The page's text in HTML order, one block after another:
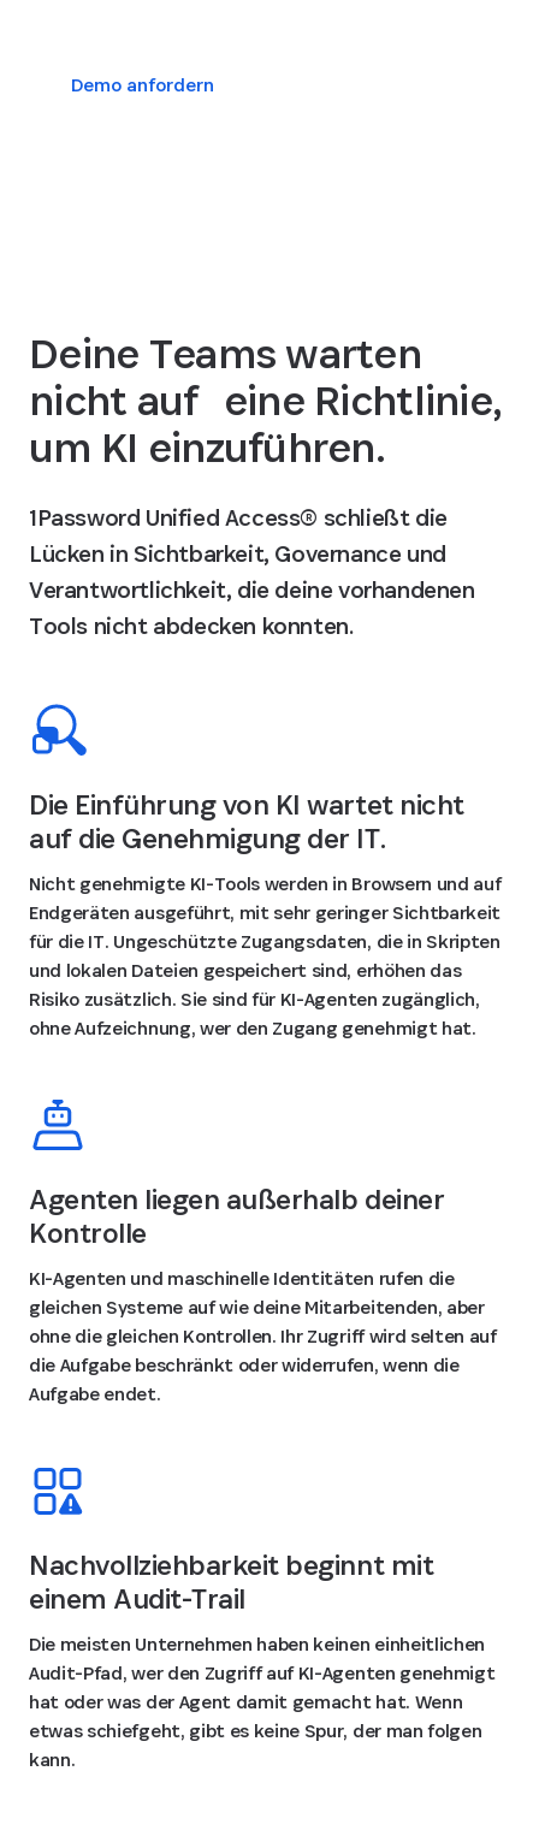
Demo anfordern
Deine Teams warten
nicht auf eine Richtlinie,
um KI einzuführen.
1Password Unified Access® schließt die
Lücken in Sichtbarkeit, Governance und
Verantwortlichkeit, die deine vorhandenen
Tools nicht abdecken konnten.
Die Einführung von KI wartet nicht
auf die Genehmigung der IT.
Nicht genehmigte KI-Tools werden in Browsern und auf
Endgeräten ausgeführt, mit sehr geringer Sichtbarkeit
für die IT. Ungeschützte Zugangsdaten, die in Skripten
und lokalen Dateien gespeichert sind, erhöhen das
Risiko zusätzlich. Sie sind für KI-Agenten zugänglich,
ohne Aufzeichnung, wer den Zugang genehmigt hat.
Agenten liegen außerhalb deiner
Kontrolle
KI-Agenten und maschinelle Identitäten rufen die
gleichen Systeme auf wie deine Mitarbeitenden, aber
ohne die gleichen Kontrollen. Ihr Zugriff wird selten auf
die Aufgabe beschränkt oder widerrufen, wenn die
Aufgabe endet.
Nachvollziehbarkeit beginnt mit
einem Audit-Trail
Die meisten Unternehmen haben keinen einheitlichen
Audit-Pfad, wer den Zugriff auf KI-Agenten genehmigt
hat oder was der Agent damit gemacht hat. Wenn
etwas schiefgeht, gibt es keine Spur, der man folgen
kann.